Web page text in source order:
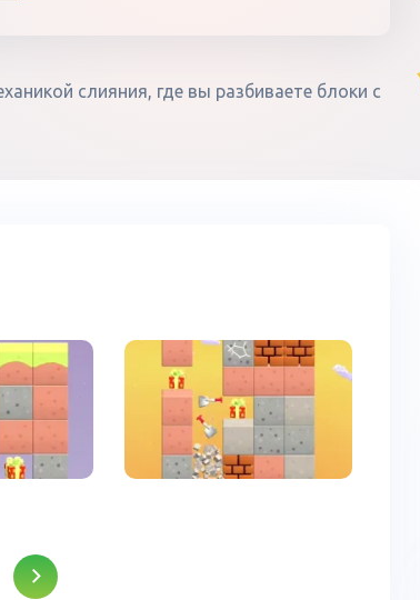
слияния, где вы разбиваете блоки с